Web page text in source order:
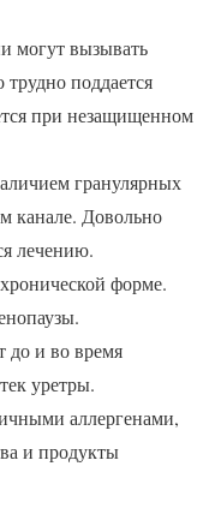
могут вызывать
трудно поддается
при незащищенном
гранулярных
канале. Довольно
лечению.
форме.
до и во время
уретры.
аллергенами,
и продукты